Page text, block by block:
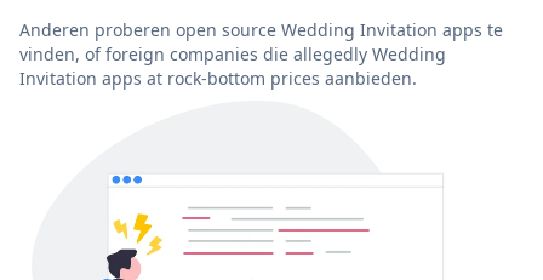
Anderen proberen open source Wedding Invitation apps te
vinden, of foreign companies die allegedly Wedding
Invitation apps at rock-bottom prices aanbieden.